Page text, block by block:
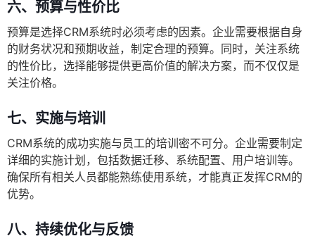
六、预算与性价比
预算是选择CRM系统时必须考虑的因素。企业需要根据自身
的财务状况和预期收益，制定合理的预算。同时，关注系统
的性价比，选择能够提供更高价值的解决方案，而不仅仅是
关注价格。
七、实施与培训
CRM系统的成功实施与员工的培训密不可分。企业需要制定
详细的实施计划，包括数据迁移、系统配置、用户培训等。
确保所有相关人员都能熟练使用系统，才能真正发挥CRM的
优势。
八、持续优化与反馈